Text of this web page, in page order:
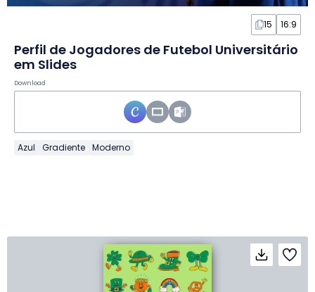
15 16:9
Perfil de Jogadores de Futebol Universitário
em Slides
Download
Azul Gradiente Moderno